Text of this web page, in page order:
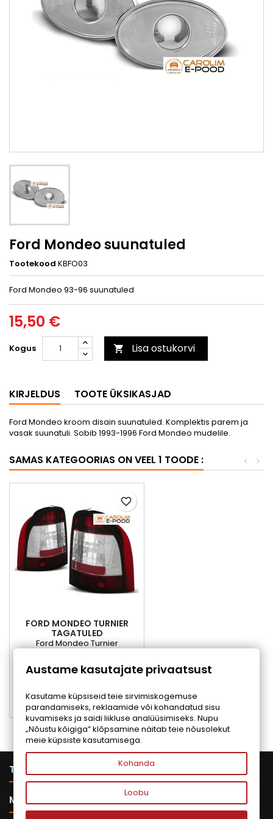
Ford Mondeo suunatuled
Tootekood KBFO03
Ford Mondeo 93-96 suunatuled
15,50 €
Kogus  Lisa ostukorvi
KIRJELDUS TOOTE ÜKSIKASJAD
Ford Mondeo kroom disain suunatuled. Komplektis parem ja
vasak suunatuli. Sobib 1993-1996 Ford Mondeo mudelile.
SAMAS KATEGOORIAS ON VEEL 1 TOODE : >
<
FORD MONDEO TURNIER
TAGATULED
Ford Mondeo Turnier
Hind
84,00 €
Viimane toode
favorite_border
TOOTED
MEIE ETTEVÕTE 
Austame kasutajate privaatsust
Kasutame küpsiseid teie sirvimiskogemuse
parandamiseks, reklaamide või kohandatud sisu
kuvamiseks ja saidi liikluse analüüsimiseks. Nupu
„Nõustu kõigiga” klõpsamine näitab teie nõusolekut
meie küpsiste kasutamisega.
Kohanda
Loobu